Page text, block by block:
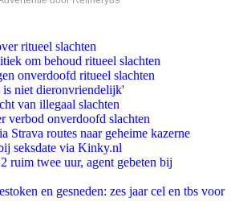
ritueel slachten
om behoud ritueel slachten
onverdoofd ritueel slachten
is niet dieronvriendelijk'
van illegaal slachten
verbod onverdoofd slachten
Strava routes naar geheime kazerne
seksdate via Kinky.nl
ruim twee uur, agent gebeten bij
en gesneden: zes jaar cel en tbs voor